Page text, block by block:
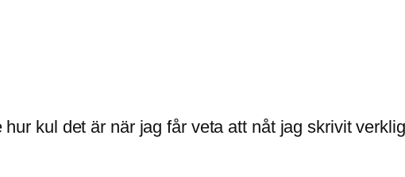
kul det är när jag får veta att nåt jag skrivit